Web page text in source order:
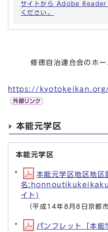
サイトから Adobe Reader
ください。
修徳自治連合会のホー
https://
本能元学区
本能元学区
本能元学区地区地区
名
イト)
（平成14年8月8日京都
パンフレット「本能